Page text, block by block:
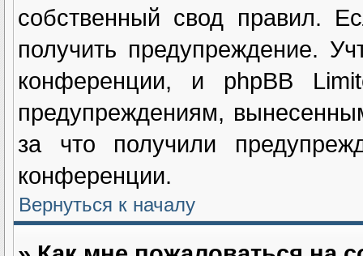
собственный свод правил.
получить предупреждение.
конференции, и phpBB
предупреждениям,
за что получили
конференции.
Вернуться к началу